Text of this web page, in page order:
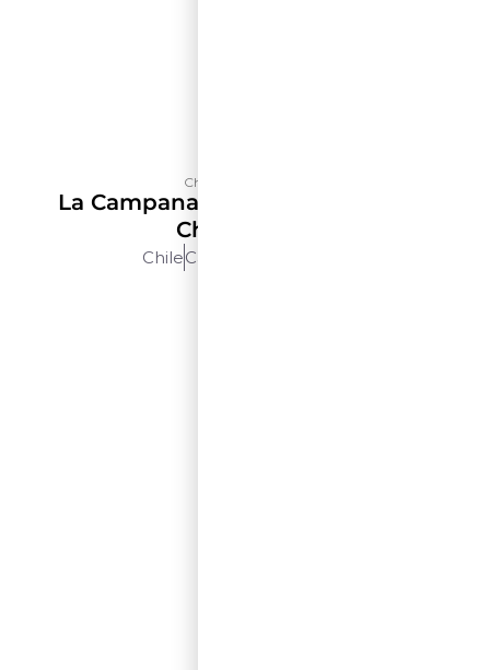
Château Los Boldos
La Campana Selección De Terroir
Chardonnay
ChileCachapoal